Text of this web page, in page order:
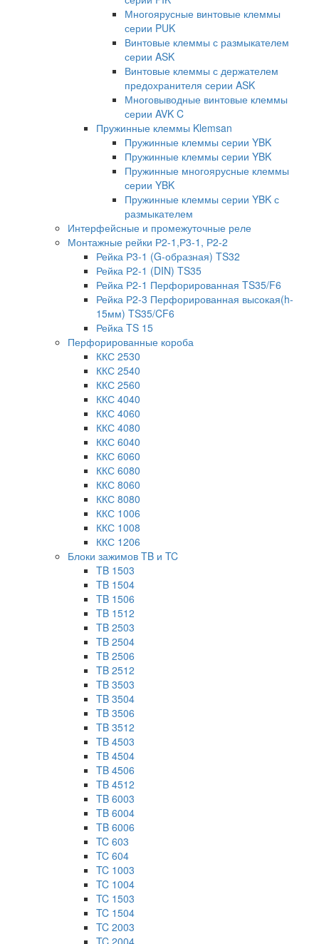
Многоярусные винтовые клеммы
серии PUK
Винтовые клеммы с размыкателем
серии ASK
Винтовые клеммы с держателем
предохранителя серии ASK
Многовыводные винтовые клеммы
серии AVK C
Пружинные клеммы Klemsan
Пружинные клеммы серии YBK
Пружинные клеммы серии YBK
Пружинные многоярусные клеммы
серии YBK
Пружинные клеммы серии YBK с
размыкателем
Интерфейсные и промежуточные реле
Монтажные рейки Р2-1,Р3-1, Р2-2
Рейка Р3-1 (G-образная) TS32
Рейка Р2-1 (DIN) TS35
Рейка Р2-1 Перфорированная TS35/F6
Рейка Р2-3 Перфорированная высокая(h-
15мм) TS35/CF6
Рейка TS 15
Перфорированные короба
ККС 2530
ККС 2540
ККС 2560
ККС 4040
ККС 4060
ККС 4080
ККС 6040
ККС 6060
ККС 6080
ККС 8060
ККС 8080
ККС 1006
ККС 1008
ККС 1206
Блоки зажимов TB и TC
TB 1503
TB 1504
TB 1506
TB 1512
TB 2503
TB 2504
TB 2506
TB 2512
TB 3503
TB 3504
TB 3506
TB 3512
TB 4503
TB 4504
TB 4506
TB 4512
TB 6003
TB 6004
TB 6006
TC 603
TC 604
TC 1003
TC 1004
TC 1503
TC 1504
TC 2003
TC 2004